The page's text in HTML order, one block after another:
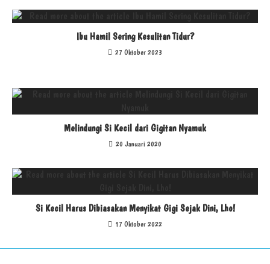
Ibu Hamil Sering Kesulitan Tidur?
27 Oktober 2023
Melindungi Si Kecil dari Gigitan Nyamuk
20 Januari 2020
Si Kecil Harus Dibiasakan Menyikat Gigi Sejak Dini, Lho!
17 Oktober 2022